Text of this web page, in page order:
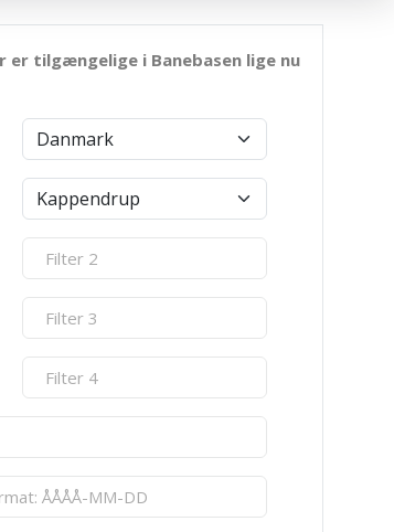
er tilgængelige i Banebasen lige nu